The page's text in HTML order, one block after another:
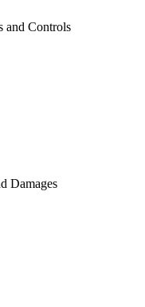
and Controls
Damages